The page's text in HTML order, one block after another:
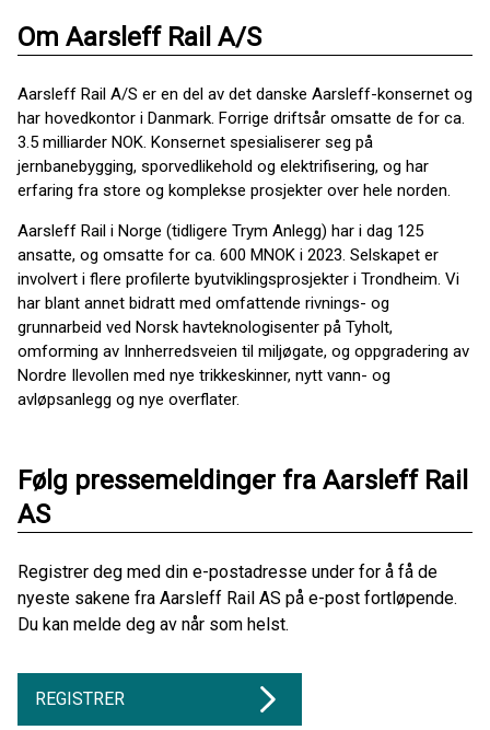
Om Aarsleff Rail A/S
Aarsleff Rail A/S er en del av det danske Aarsleff-konsernet og
har hovedkontor i Danmark. Forrige driftsår omsatte de for ca.
3.5 milliarder NOK. Konsernet spesialiserer seg på
jernbanebygging, sporvedlikehold og elektrifisering, og har
erfaring fra store og komplekse prosjekter over hele norden.
Aarsleff Rail i Norge (tidligere Trym Anlegg) har i dag 125
ansatte, og omsatte for ca. 600 MNOK i 2023. Selskapet er
involvert i flere profilerte byutviklingsprosjekter i Trondheim. Vi
har blant annet bidratt med omfattende rivnings- og
grunnarbeid ved Norsk havteknologisenter på Tyholt,
omforming av Innherredsveien til miljøgate, og oppgradering av
Nordre Ilevollen med nye trikkeskinner, nytt vann- og
avløpsanlegg og nye overflater.
Følg pressemeldinger fra Aarsleff Rail
AS
Registrer deg med din e-postadresse under for å få de
nyeste sakene fra Aarsleff Rail AS på e-post fortløpende.
Du kan melde deg av når som helst.
REGISTRER